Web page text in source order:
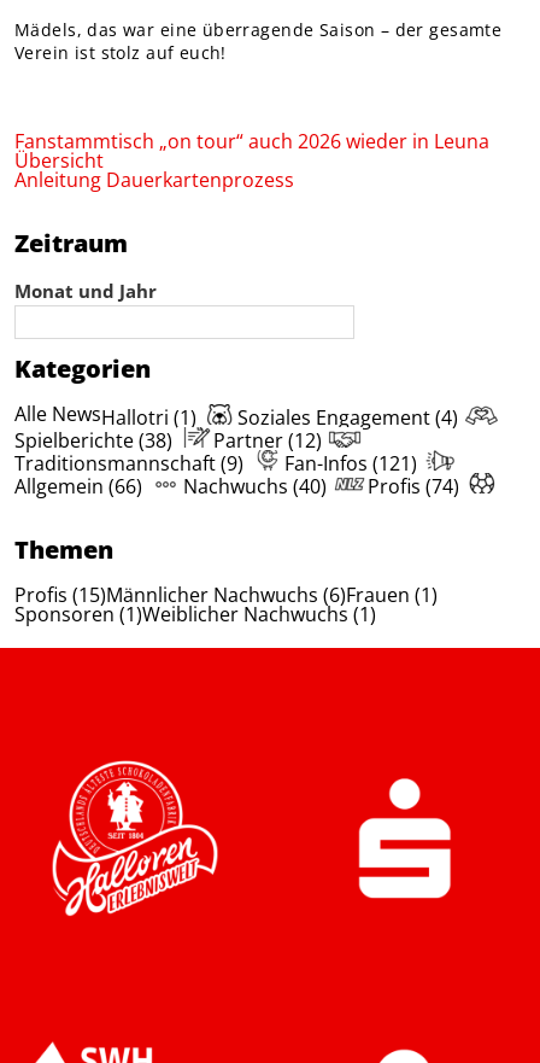
Zeitraum
Monat und Jahr
Kategorien
Alle NewsHallotri (1)
Soziales Engagement (4)
Spielberichte (38)
Partner (12)
Traditionsmannschaft (9)
Fan-Infos (121)
Allgemein (66)
Nachwuchs (40) Profis (74)
Themen
Profis (15)Männlicher Nachwuchs (6)Frauen (1)
Sponsoren (1)Weiblicher Nachwuchs (1)
Mädels, das war eine überragende Saison – der gesamte
Verein ist stolz auf euch!
Fanstammtisch „on tour“ auch 2026 wieder in Leuna
Übersicht
Anleitung Dauerkartenprozess